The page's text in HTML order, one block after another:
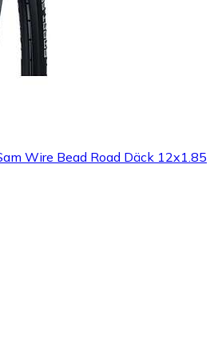
Wire Bead Road Däck 12x1.85